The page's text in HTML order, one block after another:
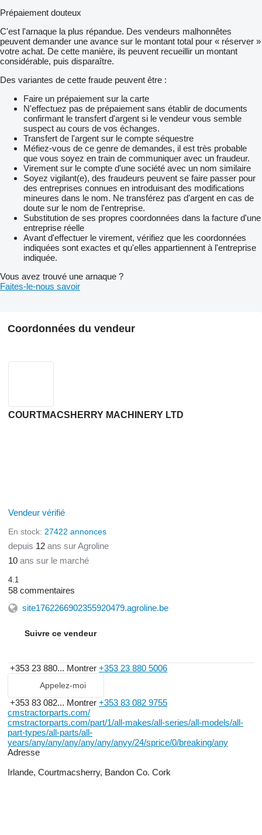
Prépaiement douteux
C'est l'arnaque la plus répandue. Des vendeurs malhonnêtes
peuvent demander une avance sur le montant total pour « réserver »
votre achat. De cette manière, ils peuvent recueillir un montant
considérable, puis disparaître.
Des variantes de cette fraude peuvent être :
Faire un prépaiement sur la carte
N'effectuez pas de prépaiement sans établir de documents
confirmant le transfert d'argent si le vendeur vous semble
suspect au cours de vos échanges.
Transfert de l'argent sur le compte séquestre
Méfiez-vous de ce genre de demandes, il est très probable
que vous soyez en train de communiquer avec un fraudeur.
Virement sur le compte d'une société avec un nom similaire
Soyez vigilant(e), des fraudeurs peuvent se faire passer pour
des entreprises connues en introduisant des modifications
mineures dans le nom. Ne transférez pas d'argent en cas de
doute sur le nom de l'entreprise.
Substitution de ses propres coordonnées dans la facture d'une
entreprise réelle
Avant d'effectuer le virement, vérifiez que les coordonnées
indiquées sont exactes et qu'elles appartiennent à l'entreprise
indiquée.
Vous avez trouvé une arnaque ?
Faites-le-nous savoir
Coordonnées du vendeur
COURTMACSHERRY MACHINERY LTD
Vendeur vérifié
En stock: 27422 annonces
depuis 12 ans sur Agroline
10 ans sur le marché
4.1
58 commentaires
site1762266902355920479.agroline.be
Suivre ce vendeur
+353 23 880... Montrer +353 23 880 5006
Appelez-moi
+353 83 082... Montrer +353 83 082 9755
cmstractorparts.com/
cmstractorparts.com/part/1/all-makes/all-series/all-models/all-
part-types/all-parts/all-
years/any/any/any/any/any/anyy/24/sprice/0/breaking/any
Adresse
Irlande, Courtmacsherry, Bandon Co. Cork